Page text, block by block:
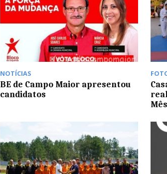
NOTÍCIAS
BE de Campo Maior apresentou
candidatos